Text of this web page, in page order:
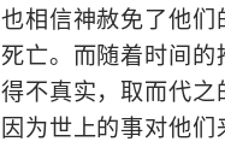
相信神赦免了他们
亡。而随着时间的
不真实，取而代之
为世上的事对他们